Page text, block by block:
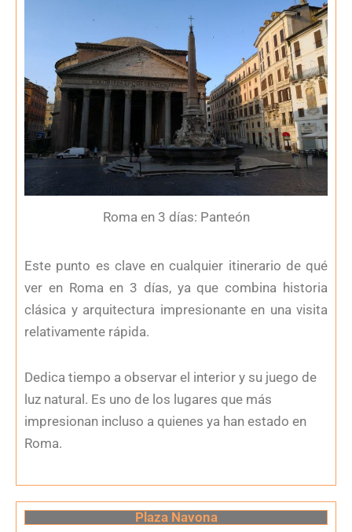
Roma en 3 días: Panteón
Este punto es clave en cualquier itinerario de qué
ver en Roma en 3 días, ya que combina historia
clásica y arquitectura impresionante en una visita
relativamente rápida.
Dedica tiempo a observar el interior y su juego de
luz natural. Es uno de los lugares que más
impresionan incluso a quienes ya han estado en
Roma.
Plaza Navona